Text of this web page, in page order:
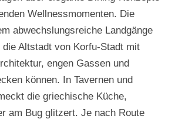
Wellnessmomenten. Die
abwechslungsreiche Landgänge
Altstadt von Korfu-Stadt mit
engen Gassen und
können. In Tavernen und
die griechische Küche,
am Bug glitzert. Je nach Route